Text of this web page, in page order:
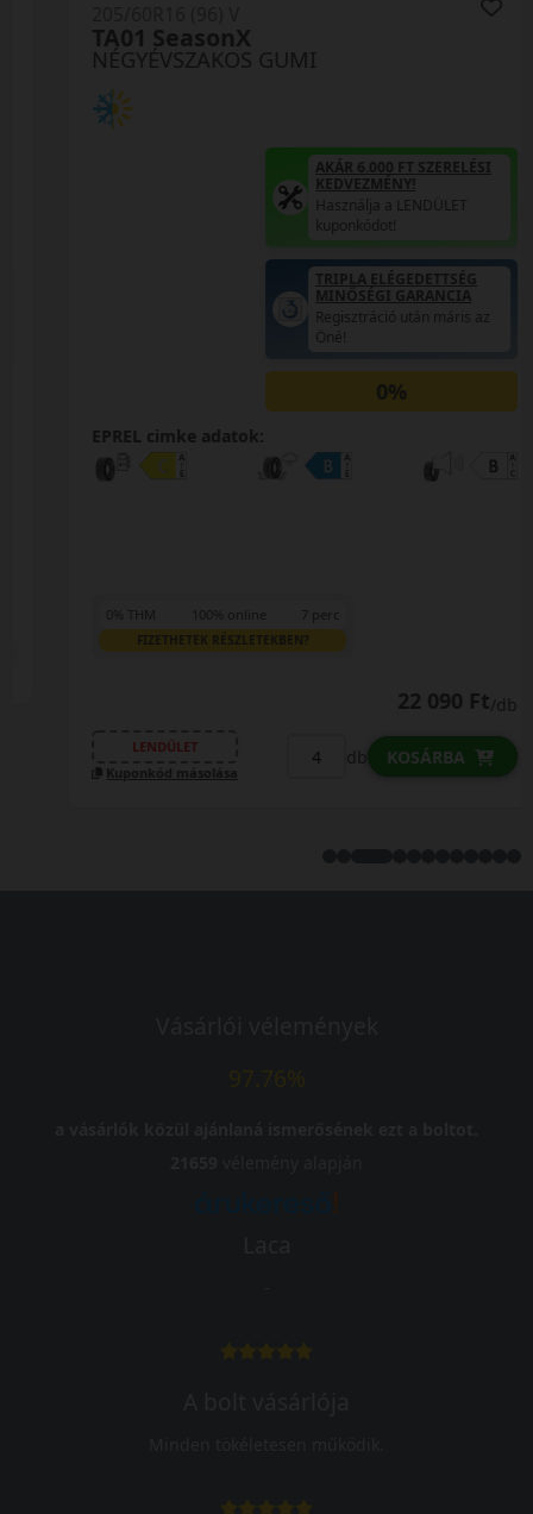
NÉGYÉVSZAKOS GUMI
TA01 SeasonX
AKÁR 6.000 FT SZERELÉSI
KEDVEZMÉNY!
Használja a LENDÜLET
kuponkódot!
TRIPLA ELÉGEDETTSÉG
MINŐSÉGI GARANCIA
Regisztráció után máris az
EPREL cimke adatok:
FIZETHETEK RÉSZLETEKBEN?
22 090 Ft/db
LENDÜLET
Kuponkód másolása
db KOSÁRBA